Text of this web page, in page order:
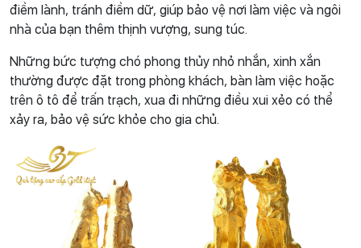
điềm lành, tránh điềm dữ, giúp bảo vệ nơi làm việc và ngôi
nhà của bạn thêm thịnh vượng, sung túc.
Những bức tượng chó phong thủy nhỏ nhắn, xinh xắn
thường được đặt trong phòng khách, bàn làm việc hoặc
trên ô tô để trấn trạch, xua đi những điều xui xẻo có thể
xảy ra, bảo vệ sức khỏe cho gia chủ.